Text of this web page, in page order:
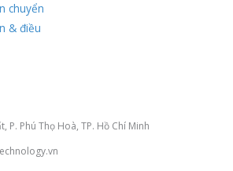
chuyển
& điều
P. Phú Thọ Hoà, TP. Hồ Chí Minh